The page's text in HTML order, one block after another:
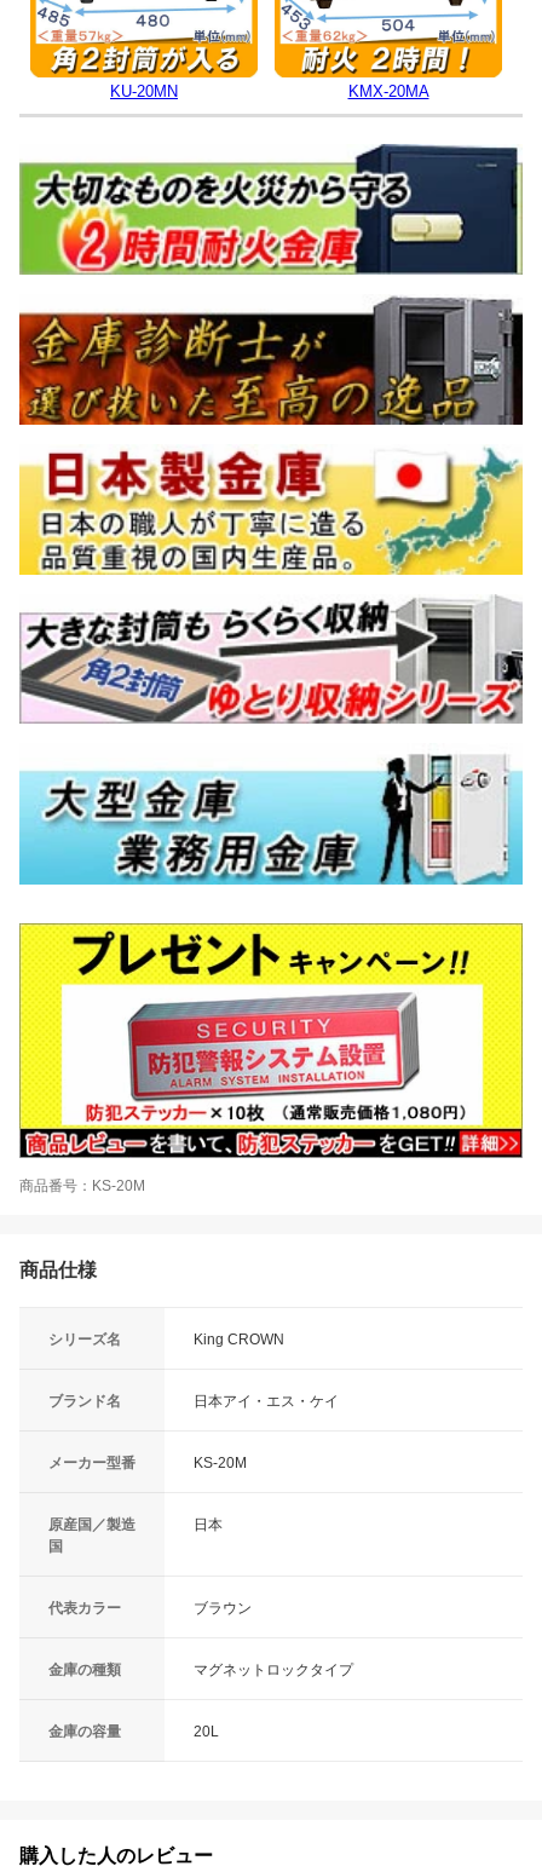
KU-20MN KMX-20MA
商品番号：KS-20M
商品仕様
シリーズ名 King CROWN
ブランド名 日本アイ・エス・ケイ
メーカー型番 KS-20M
原産国／製造
国
日本
代表カラー ブラウン
金庫の種類 マグネットロックタイプ
金庫の容量 20L
購入した人のレビュー